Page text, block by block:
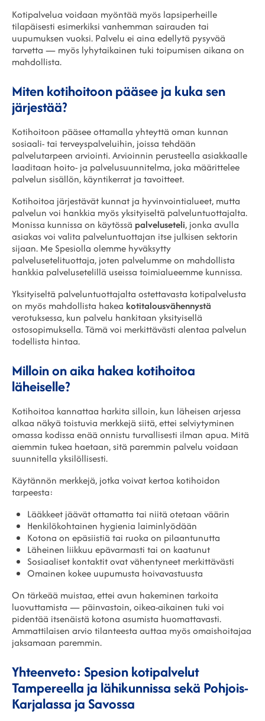
Kotipalvelua voidaan myöntää myös lapsiperheille
tilapäisesti esimerkiksi vanhemman sairauden tai
uupumuksen vuoksi. Palvelu ei aina edellytä pysyvää
tarvetta — myös lyhytaikainen tuki toipumisen aikana on
mahdollista.
Miten kotihoitoon pääsee ja kuka sen
järjestää?
Kotihoitoon pääsee ottamalla yhteyttä oman kunnan
sosiaali- tai terveyspalveluihin, joissa tehdään
palvelutarpeen arviointi. Arvioinnin perusteella asiakkaalle
laaditaan hoito- ja palvelusuunnitelma, joka määrittelee
palvelun sisällön, käyntikerrat ja tavoitteet.
Kotihoitoa järjestävät kunnat ja hyvinvointialueet, mutta
palvelun voi hankkia myös yksityiseltä palveluntuottajalta.
Monissa kunnissa on käytössä palveluseteli, jonka avulla
asiakas voi valita palveluntuottajan itse julkisen sektorin
sijaan. Me Spesiolla olemme hyväksytty
palvelusetelituottaja, joten palvelumme on mahdollista
hankkia palvelusetelillä useissa toimialueemme kunnissa.
Yksityiseltä palveluntuottajalta ostettavasta kotipalvelusta
on myös mahdollista hakea kotitalousvähennystä
verotuksessa, kun palvelu hankitaan yksityisellä
ostosopimuksella. Tämä voi merkittävästi alentaa palvelun
todellista hintaa.
Milloin on aika hakea kotihoitoa
läheiselle?
Kotihoitoa kannattaa harkita silloin, kun läheisen arjessa
alkaa näkyä toistuvia merkkejä siitä, ettei selviytyminen
omassa kodissa enää onnistu turvallisesti ilman apua. Mitä
aiemmin tukea haetaan, sitä paremmin palvelu voidaan
suunnitella yksilöllisesti.
Käytännön merkkejä, jotka voivat kertoa kotihoidon
tarpeesta:
Lääkkeet jäävät ottamatta tai niitä otetaan väärin
Henkilökohtainen hygienia laiminlyödään
Kotona on epäsiistiä tai ruoka on pilaantunutta
Läheinen liikkuu epävarmasti tai on kaatunut
Sosiaaliset kontaktit ovat vähentyneet merkittävästi
Omainen kokee uupumusta hoivavastuusta
On tärkeää muistaa, ettei avun hakeminen tarkoita
luovuttamista — päinvastoin, oikea-aikainen tuki voi
pidentää itsenäistä kotona asumista huomattavasti.
Ammattilaisen arvio tilanteesta auttaa myös omaishoitajaa
jaksamaan paremmin.
Yhteenveto: Spesion kotipalvelut
Tampereella ja lähikunnissa sekä Pohjois-
Karjalassa ja Savossa